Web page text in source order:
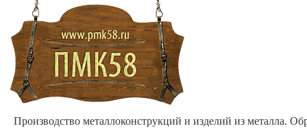
Производство металлоконструкций и изделий из металла.